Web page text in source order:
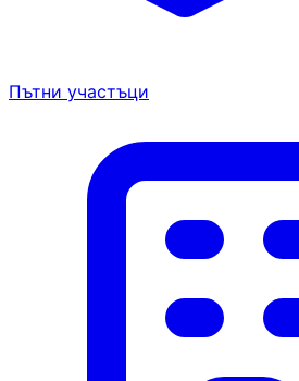
Пътни участъци